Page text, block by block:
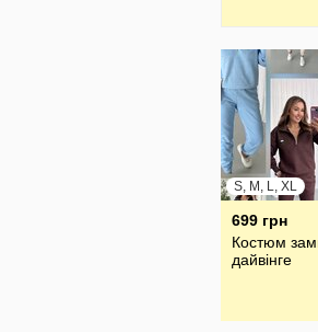
S, M, L, XL
699 грн
Костюм
дайвінге